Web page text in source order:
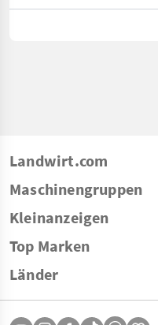
Landwirt.com
Maschinengruppen
Kleinanzeigen
Top Marken
Länder